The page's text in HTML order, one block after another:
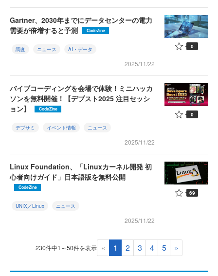
Gartner、2030年までにデータセンターの電力
需要が倍増すると予測
CodeZine
調査 ニュース AI・データ
2025/11/22
0
バイブコーディングを会場で体験！ミニハッカ
ソンを無料開催！【デブスト2025 注目セッシ
ョン】
CodeZine
デブサミ イベント情報 ニュース
2025/11/22
0
Linux Foundation、「Linuxカーネル開発 初
心者向けガイド」日本語版を無料公開
CodeZine
UNIX／Linux ニュース
2025/11/22
69
230件中1～50件を表示 « 1 2 3 4 5 »